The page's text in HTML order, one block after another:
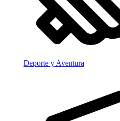
Deporte y Aventura